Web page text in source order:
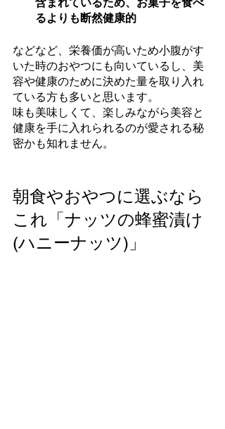
るよりも断然健康的
などなど、栄養価が高いため小腹がす
いた時のおやつにも向いているし、美
容や健康のために決めた量を取り入れ
ている方も多いと思います。
味も美味しくて、楽しみながら美容と
健康を手に入れられるのが愛される秘
密かも知れません。
朝食やおやつに選ぶなら
これ「ナッツの蜂蜜漬け
(ハニーナッツ)」